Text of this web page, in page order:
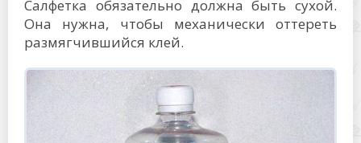
Салфетка обязательно должна быть сухой.
Она нужна, чтобы механически оттереть
размягчившийся клей.